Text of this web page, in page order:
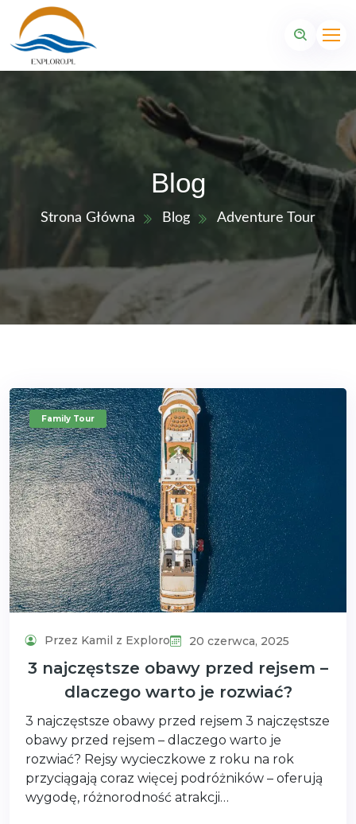
Blog
Strona Główna Blog Adventure Tour
Family Tour
Przez Kamil z Exploro 20 czerwca, 2025
3 najczęstsze obawy przed rejsem –
dlaczego warto je rozwiać?
3 najczęstsze obawy przed rejsem 3 najczęstsze
obawy przed rejsem – dlaczego warto je
rozwiać? Rejsy wycieczkowe z roku na rok
przyciągają coraz więcej podróżników – oferują
wygodę, różnorodność atrakcji…